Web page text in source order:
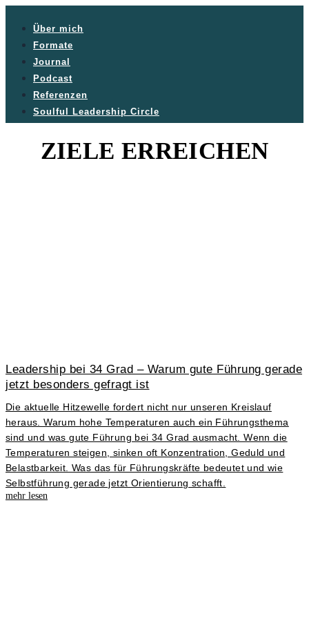
Über mich
Formate
Journal
Podcast
Referenzen
Soulful Leadership Circle
ZIELE ERREICHEN
Leadership bei 34 Grad – Warum gute Führung gerade
jetzt besonders gefragt ist
Die aktuelle Hitzewelle fordert nicht nur unseren Kreislauf
heraus. Warum hohe Temperaturen auch ein Führungsthema
sind und was gute Führung bei 34 Grad ausmacht. Wenn die
Temperaturen steigen, sinken oft Konzentration, Geduld und
Belastbarkeit. Was das für Führungskräfte bedeutet und wie
Selbstführung gerade jetzt Orientierung schafft.
mehr lesen